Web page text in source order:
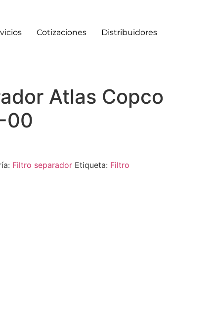
Cotizaciones Distribuidores
Atlas Copco
00
Filtro separador Etiqueta: Filtro